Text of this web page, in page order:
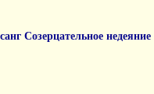
Созерцательное недеяние